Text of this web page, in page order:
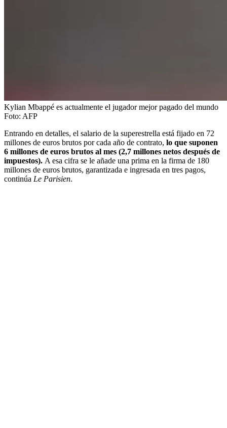
Kylian Mbappé es actualmente el jugador mejor pagado del mundo
Foto: AFP
Entrando en detalles, el salario de la superestrella está fijado en 72
millones de euros brutos por cada año de contrato, lo que suponen
6 millones de euros brutos al mes (2,7 millones netos después de
impuestos). A esa cifra se le añade una prima en la firma de 180
millones de euros brutos, garantizada e ingresada en tres pagos,
continúa Le Parisien.